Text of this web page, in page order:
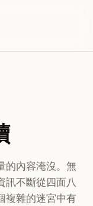
的內容淹沒。無
訊不斷從四面八
複雜的迷宮中有